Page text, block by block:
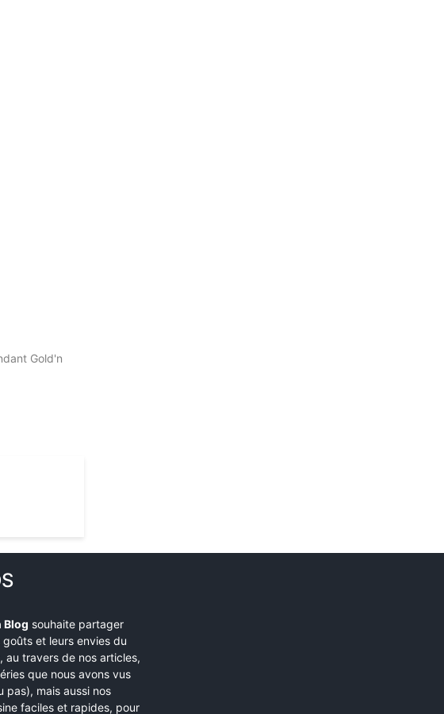
Gold'n
Blog souhaite partager
et leurs envies du
au travers de nos articles,
que nous avons vus
pas), mais aussi nos
faciles et rapides, pour